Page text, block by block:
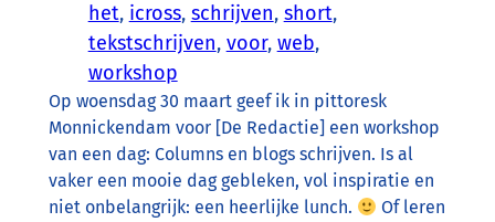
het, icross, schrijven, short,
tekstschrijven, voor, web ,
workshop
Op woensdag 30 maart geef ik in pittoresk
Monnickendam voor [De Redactie] een workshop
van een dag: Columns en blogs schrijven. Is al
vaker een mooie dag gebleken, vol inspiratie en
niet onbelangrijk: een heerlijke lunch.
Of leren